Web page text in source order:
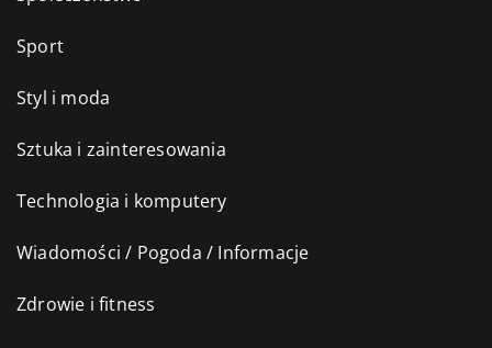
Sport
Styl i moda
Sztuka i zainteresowania
Technologia i komputery
Wiadomości / Pogoda / Informacje
Zdrowie i fitness